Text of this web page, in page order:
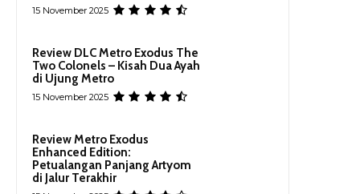
15 November 2025
Review DLC Metro Exodus The
Two Colonels – Kisah Dua Ayah
di Ujung Metro
15 November 2025
Review Metro Exodus
Enhanced Edition:
Petualangan Panjang Artyom
di Jalur Terakhir